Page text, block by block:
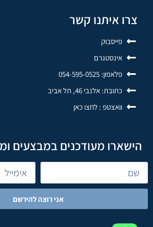
צרו איתנו קשר
פייסבוק
אינסטגרם
פלאפון: 054-595-0525
כתובת: אלנבי 46, תל אביב
וואצטפ : לחצו כאן
הישארו מעודכנים במבצעים
אני רוצה להירשם